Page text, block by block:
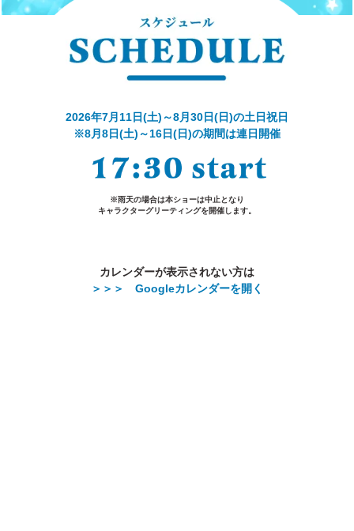
2026年7月11日(土)～8月30日(日)の土日祝日
※8月8日(土)～16日(日)の期間は連日開催
※雨天の場合は本ショーは中止となり
キャラクターグリーティングを開催します。
カレンダーが表示されない方は
＞＞＞ Googleカレンダーを開く